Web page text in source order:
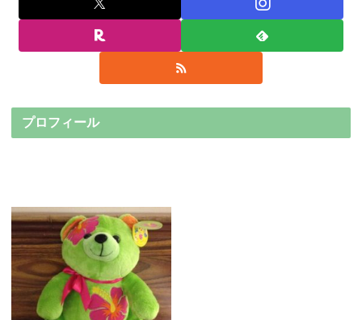
プロフィール